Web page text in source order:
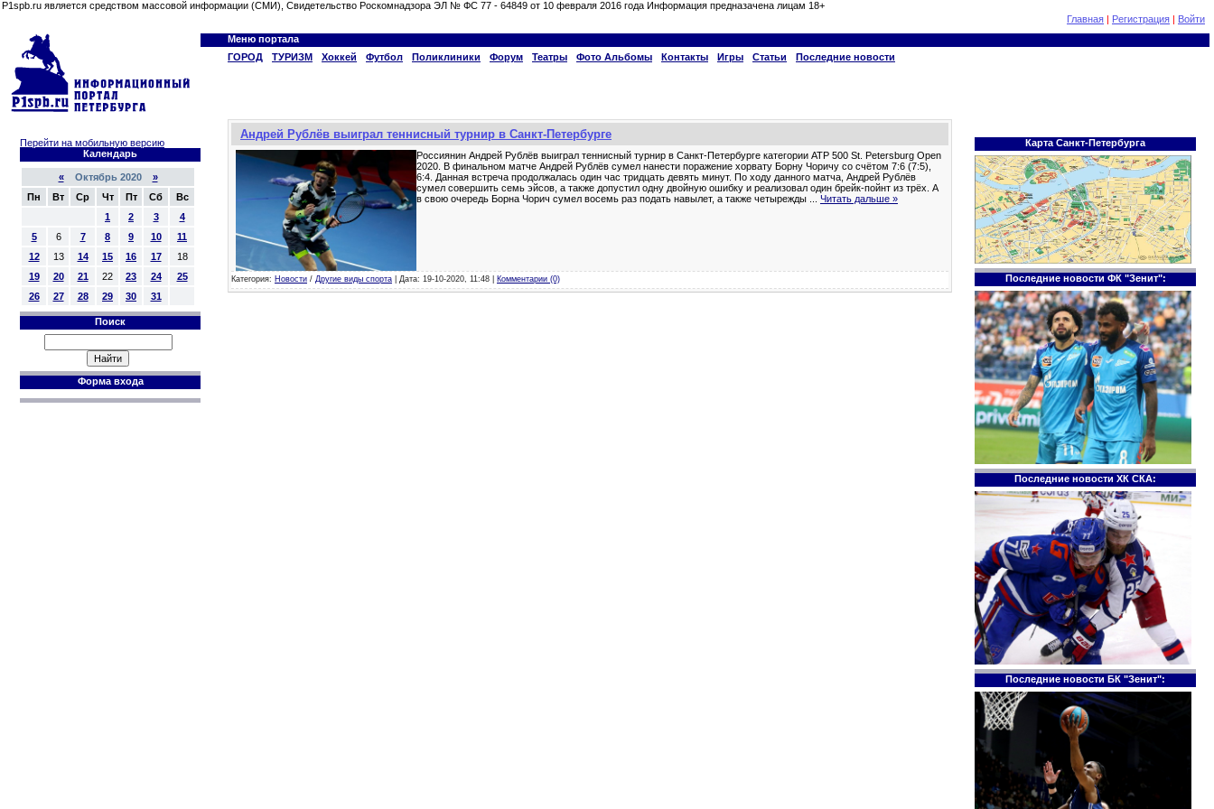
P1spb.ru является средством массовой информации (СМИ), Свидетельство Роскомнадзора ЭЛ № ФС 77 - 64849 от 10 февраля 2016 года Информация предназачена лицам 18+
Главная | Регистрация | Войти
Меню портала
ГОРОД
ТУРИЗМ Хоккей Футбол Поликлиники Форум Театры Фото Альбомы Контакты Игры Статьи Последние новости
Перейти на мобильную версию
Календарь
«Октябрь 2020 »
Пн
Вт Ср Чт Пт Сб
Вс
1
2 3
4
5
6 7 8 9 10
11
12
13 14 15 16 17
18
19
20 21 22 23 24
25
26
27 28 29 30 31
Поиск
Форма входа
Андрей Рублёв выиграл теннисный турнир в Санкт-Петербурге
Россиянин Андрей Рублёв выиграл теннисный турнир в Санкт-Петербурге категории ATP 500 St. Petersburg Open
2020. В финальном матче Андрей Рублёв сумел нанести поражение хорвату Борну Чоричу со счётом 7:6 (7:5),
6:4. Данная встреча продолжалась один час тридцать девять минут. По ходу данного матча, Андрей Рублёв
сумел совершить семь эйсов, а также допустил одну двойную ошибку и реализовал один брейк-пойнт из трёх. А
в свою очередь Борна Чорич сумел восемь раз подать навылет, а также четырежды
Читать дальше »
Категория: Новости / Другие виды спорта | Дата: 19-10-2020, 11:48 | Комментарии (0)
Карта Санкт-Петербурга
Последние новости ФК "Зенит":
Последние новости ХК СКА:
Последние новости БК "Зенит":